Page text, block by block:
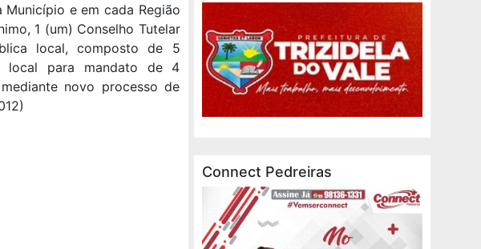
e em cada Região
1 (um) Conselho Tutelar
local, composto de 5
local para mandato de 4
novo processo de
Connect Pedreiras